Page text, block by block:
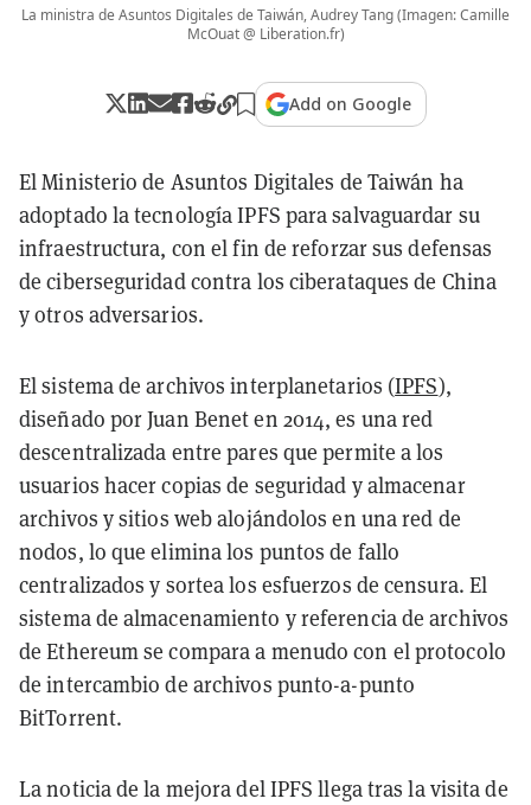
La ministra de Asuntos Digitales de Taiwán, Audrey Tang (Imagen: Camille
McOuat @ Liberation.fr)
Add on Google
El Ministerio de Asuntos Digitales de Taiwán ha
adoptado la tecnología IPFS para salvaguardar su
infraestructura, con el fin de reforzar sus defensas
de ciberseguridad contra los ciberataques de China
y otros adversarios.
El sistema de archivos interplanetarios (IPFS),
diseñado por Juan Benet en 2014, es una red
descentralizada entre pares que permite a los
usuarios hacer copias de seguridad y almacenar
archivos y sitios web alojándolos en una red de
nodos, lo que elimina los puntos de fallo
centralizados y sortea los esfuerzos de censura. El
sistema de almacenamiento y referencia de archivos
de Ethereum se compara a menudo con el protocolo
de intercambio de archivos punto-a-punto
BitTorrent.
La noticia de la mejora del IPFS llega tras la visita de